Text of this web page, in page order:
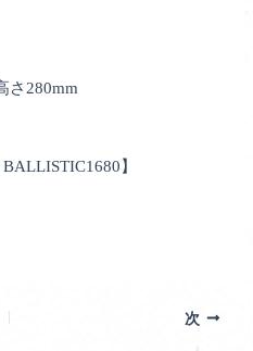
さ280mm
】
次